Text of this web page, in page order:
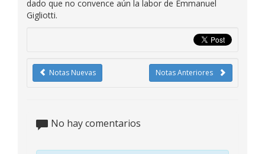
dado que no convence aún la labor de Emmanuel
Gigliotti.
Notas Anteriores
Notas Nuevas
No hay comentarios